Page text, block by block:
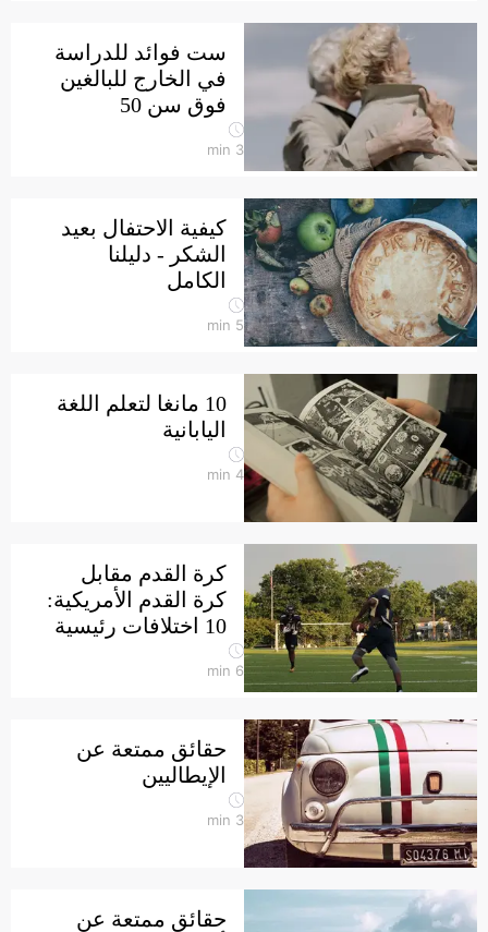
ست فوائد للدراسة
في الخارج للبالغين
فوق سن 50
3
min
كيفية الاحتفال بعيد
الشكر - دليلنا
الكامل
5
min
10 مانغا لتعلم اللغة
اليابانية
4
min
كرة القدم مقابل
كرة القدم الأمريكية:
10 اختلافات رئيسية
6
min
حقائق ممتعة عن
الإيطاليين
3
min
حقائق ممتعة عن